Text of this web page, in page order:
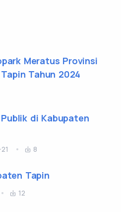
Meratus Provinsi
Tahun 2024
di Kabupaten
8
Tapin
12